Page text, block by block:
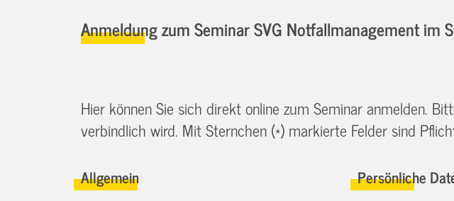
Anmeldung zum Seminar SVG Notfallmanagement im
Hier können Sie sich direkt online zum Seminar anmelden.
verbindlich wird. Mit Sternchen (*) markierte Felder sind
Allgemein Persönliche